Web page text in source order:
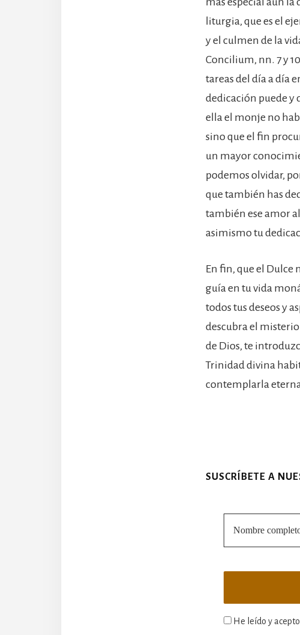
liturgia, que es el
y el culmen de la
Concilium, nn. 7 y
tareas del día a día
dedicación puede y
ella el monje no
sino que el fin
un mayor
podemos olvidar,
que también has
también ese amor
asimismo tu
En fin, que el Dulce
guía en tu vida
todos tus deseos y
descubra el
de Dios, te
Trinidad divina
contemplarla
SUSCRÍBETE A
He leído y